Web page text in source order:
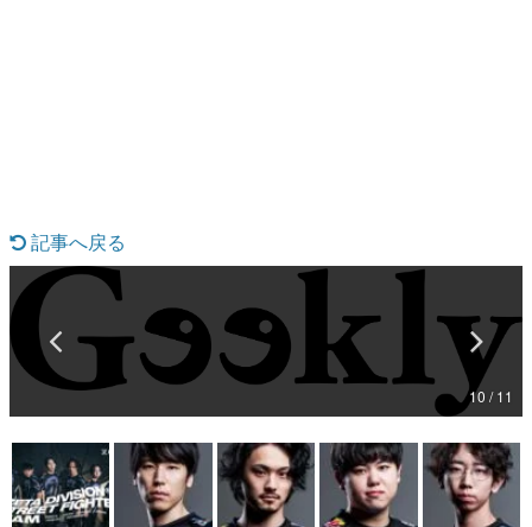
カテゴリ
特集記事
マンガ
女性向け
その他
記事へ戻る
10 / 11